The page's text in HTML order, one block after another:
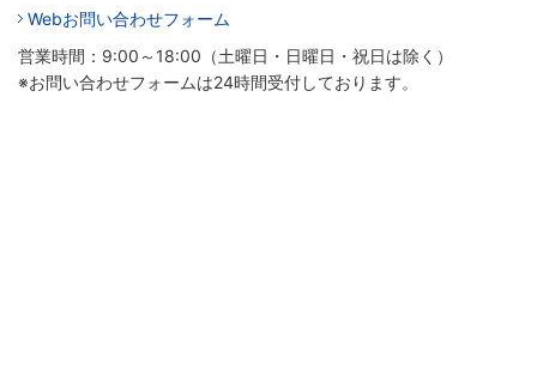
Webお問い合わせフォーム
営業時間：9:00～18:00（土曜日・日曜日・祝日は除く）
※お問い合わせフォームは24時間受付しております。